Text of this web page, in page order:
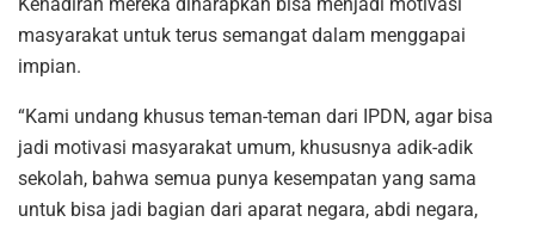
Kehadiran mereka diharapkan bisa menjadi motivasi
masyarakat untuk terus semangat dalam menggapai
impian.
“Kami undang khusus teman-teman dari IPDN, agar bisa
jadi motivasi masyarakat umum, khususnya adik-adik
sekolah, bahwa semua punya kesempatan yang sama
untuk bisa jadi bagian dari aparat negara, abdi negara,